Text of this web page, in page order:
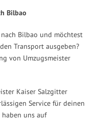
Bilbao
Bilbao und möchtest
Transport ausgeben?
von Umzugsmeister
Kaiser Salzgitter
Service für deinen
uns auf